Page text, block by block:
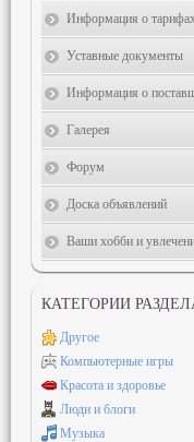
Информация о
Уставные документы
Информация о
Галерея
Форум
Доска объявлений
Ваши хобби и
КАТЕГОРИИ
Другое
Компьютерные игры
Красота и здоровье
Люди и блоги
Музыка